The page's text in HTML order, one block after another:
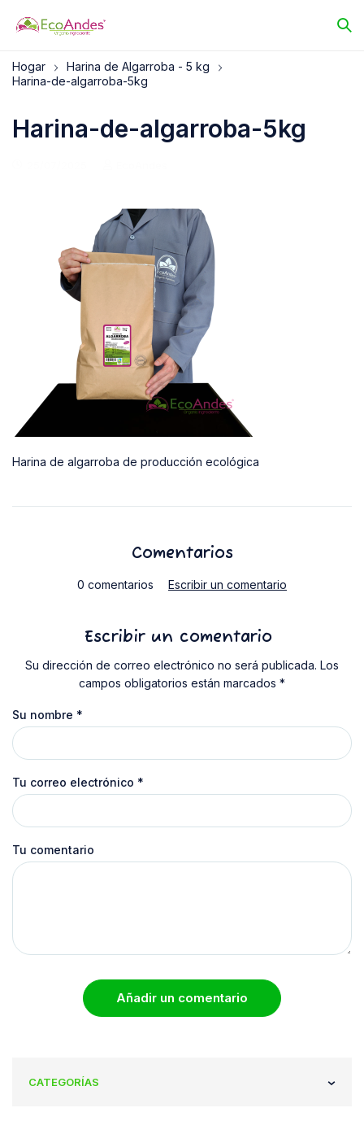
Hogar
Harina de Algarroba - 5 kg
Harina-de-algarroba-5kg
Harina-de-algarroba-5kg
Harina de algarroba de producción ecológica
Comentarios
0 comentarios Escribir un comentario
Escribir un comentario
Su dirección de correo electrónico no será publicada. Los
campos obligatorios están marcados *
Su nombre *
Tu correo electrónico *
Tu comentario
Añadir un comentario
CATEGORÍAS